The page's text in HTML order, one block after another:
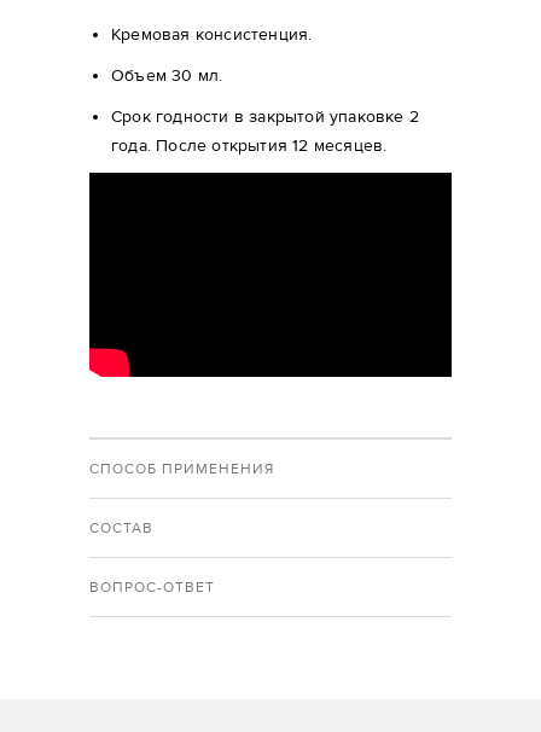
Кремовая консистенция.
Объем 30 мл.
Срок годности в закрытой упаковке 2
года. После открытия 12 месяцев.
СПОСОБ ПРИМЕНЕНИЯ
СОСТАВ
ВОПРОС-ОТВЕТ